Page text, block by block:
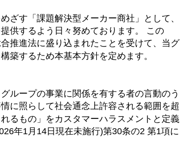
ざす「課題解決型メーカー商社」として、
供するよう日々努めております。 この
推進法に盛り込まれたことを受けて、当グ
築するため本基本方針を定めます。
ループの事業に関係を有する者の言動のう
に照らして社会通念上許容される範囲を超
るもの」をカスタマーハラスメントと定義
年1月14日現在未施行)第30条の2 第1項に